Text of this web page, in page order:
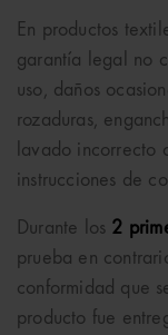
En productos
garantía legal no
uso, daños
rozaduras,
lavado incorrecto
instrucciones de
Durante los 2
prueba en
conformidad que
producto fue